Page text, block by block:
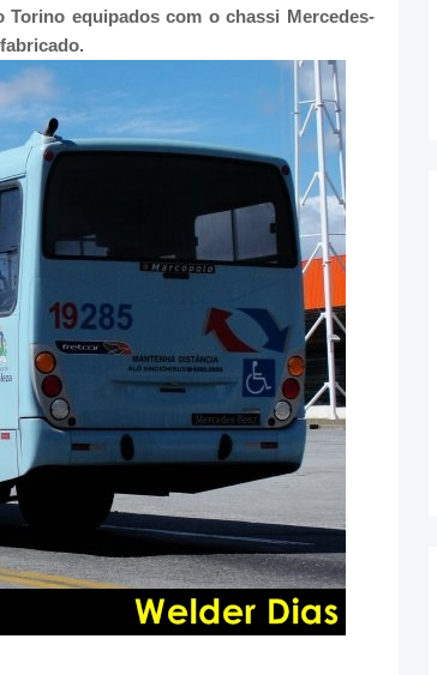
Torino equipados com o chassi Mercedes-